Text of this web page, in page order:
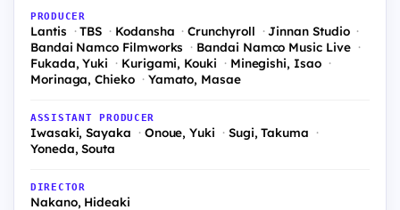
PRODUCER
Lantis TBS Kodansha Crunchyroll
Jinnan Studio
Bandai Namco Filmworks
Bandai Namco Music Live
Fukada, Yuki
Kurigami, Kouki
Minegishi, Isao
Morinaga, Chieko
Yamato, Masae
ASSISTANT PRODUCER
Iwasaki, Sayaka Onoue, Yuki
Sugi, Takuma
Yoneda, Souta
DIRECTOR
Nakano, Hideaki